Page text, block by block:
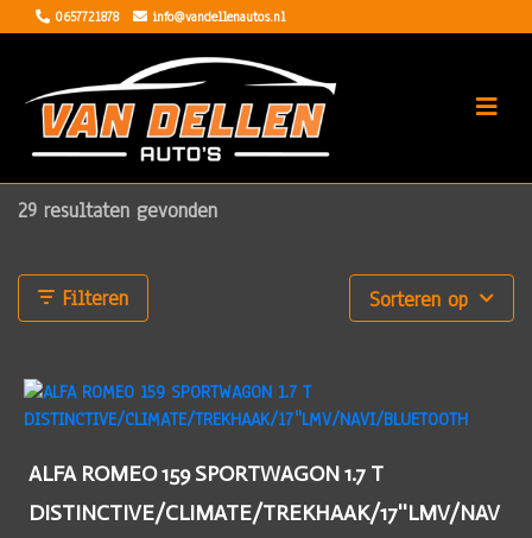
0657721878 info@vandellenautos.nl
29 resultaten gevonden
Filteren Sorteren op
ALFA ROMEO 159 SPORTWAGON 1.7 T
DISTINCTIVE/CLIMATE/TREKHAAK/17''LMV/NAV